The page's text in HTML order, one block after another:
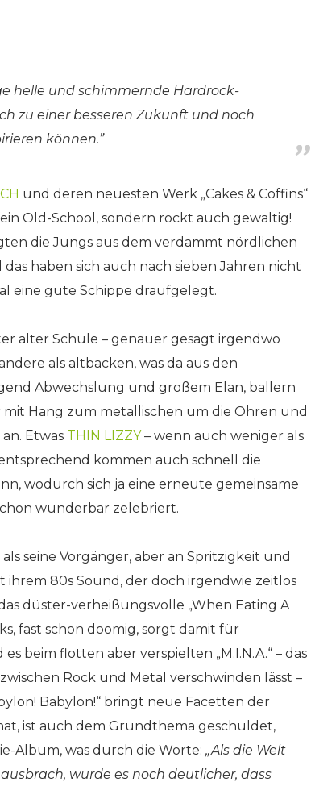
helle und schimmernde Hardrock-
zu einer besseren Zukunft und noch
können.”
und deren neuesten Werk „Cakes & Coffins“
Old-School, sondern rockt auch gewaltig!
die Jungs aus dem verdammt nördlichen
haben sich auch nach sieben Jahren nicht
eine gute Schippe draufgelegt.
alter Schule – genauer gesagt irgendwo
als altbacken, was da aus den
Abwechslung und großem Elan, ballern
Hang zum metallischen um die Ohren und
Etwas THIN LIZZY– wenn auch weniger als
kommen auch schnell die
wodurch sich ja eine erneute gemeinsame
wunderbar zelebriert.
seine Vorgänger, aber an Spritzigkeit und
ihrem 80s Sound, der doch irgendwie zeitlos
düster-verheißungsvolle „When Eating A
fast schon doomig, sorgt damit für
beim flotten aber verspielten „M.I.N.A.“ – das
Rock und Metal verschwinden lässt –
Babylon!“ bringt neue Facetten der
ist auch dem Grundthema geschuldet,
Album, was durch die Worte: „Als die Welt
wurde es noch deutlicher, dass